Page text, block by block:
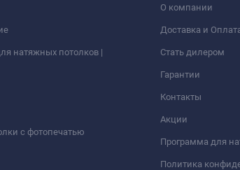
натяжных потолков |
с фотопечатью
О компании
Доставка и
Стать дилером
Гарантии
Контакты
Акции
Программа для
Политика